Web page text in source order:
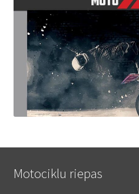
Motociklu riepas